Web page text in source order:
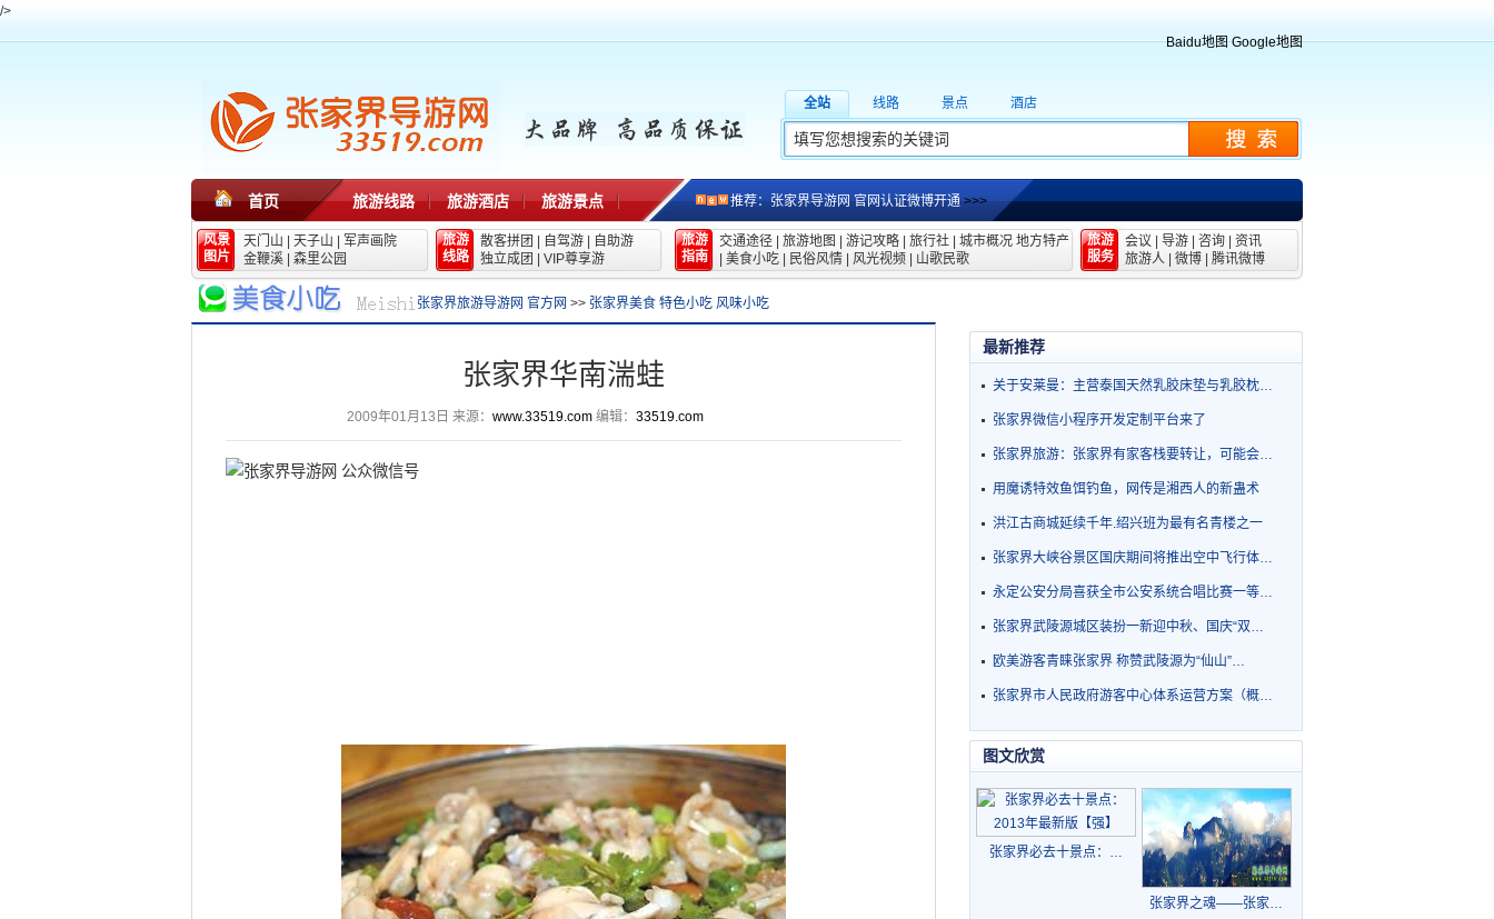
/>
Baidu地图 Google地图
全站 线路 景点 酒店
首页 旅游线路 旅游酒店 旅游景点 推荐：张家界导游网 官网认证微博开通>>>
风景
图片
天门山 天子山
军声画院
金鞭溪
森里公园
旅游
线路
散客拼团 自驾游
自助游
独立成团
VIP尊享游
旅游
指南
交通途径 旅游地图 游记攻略 旅行社 城市概况 地方特产
美食小吃 民俗风情 风光视频 山歌民歌
旅游
服务
会议 导游 咨询
资讯
旅游人
微博 腾讯微博
张家界旅游导游网 官方网 >> 张家界美食 特色小吃 风味小吃
张家界华南湍蛙
2009年01月13日 来源： www.33519.com编辑： 33519.com
最新推荐
关于安莱曼：主营泰国天然乳胶床垫与乳胶枕…
张家界微信小程序开发定制平台来了
张家界旅游：张家界有家客栈要转让，可能会…
用魔诱特效鱼饵钓鱼，网传是湘西人的新蛊术
洪江古商城延续千年.绍兴班为最有名青楼之一
张家界大峡谷景区国庆期间将推出空中飞行体…
永定公安分局喜获全市公安系统合唱比赛一等…
张家界武陵源城区装扮一新迎中秋、国庆“双…
欧美游客青睐张家界 称赞武陵源为“仙山”…
张家界市人民政府游客中心体系运营方案（概…
图文欣赏
张家界必去十景点：…
张家界之魂——张家…